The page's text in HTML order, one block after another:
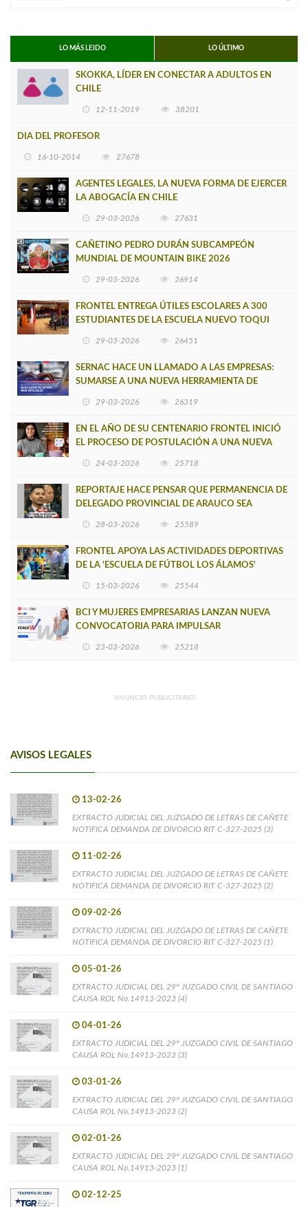
LO MÁS LEIDO LO ÚLTIMO
SKOKKA, LÍDER EN CONECTAR A ADULTOS EN
CHILE
12-11-2019 38201
DIA DEL PROFESOR
16-10-2014 27678
AGENTES LEGALES, LA NUEVA FORMA DE EJERCER
LA ABOGACÍA EN CHILE
29-03-2026 27631
CAÑETINO PEDRO DURÁN SUBCAMPEÓN
MUNDIAL DE MOUNTAIN BIKE 2026
29-03-2026 26914
FRONTEL ENTREGA ÚTILES ESCOLARES A 300
ESTUDIANTES DE LA ESCUELA NUEVO TOQUI
29-03-2026 26451
SERNAC HACE UN LLAMADO A LAS EMPRESAS:
SUMARSE A UNA NUEVA HERRAMIENTA DE
29-03-2026 26319
EN EL AÑO DE SU CENTENARIO FRONTEL INICIÓ
EL PROCESO DE POSTULACIÓN A UNA NUEVA
24-03-2026 25718
REPORTAJE HACE PENSAR QUE PERMANENCIA DE
DELEGADO PROVINCIAL DE ARAUCO SEA
28-03-2026 25589
FRONTEL APOYA LAS ACTIVIDADES DEPORTIVAS
DE LA 'ESCUELA DE FÚTBOL LOS ÁLAMOS'
15-03-2026 25544
BCI Y MUJERES EMPRESARIAS LANZAN NUEVA
CONVOCATORIA PARA IMPULSAR
23-03-2026 25218
ANUNCIO PUBLICITARIO
AVISOS LEGALES
13-02-26
EXTRACTO JUDICIAL DEL JUZGADO DE LETRAS DE CAÑETE
NOTIFICA DEMANDA DE DIVORCIO RIT C-327-2025 (3)
11-02-26
EXTRACTO JUDICIAL DEL JUZGADO DE LETRAS DE CAÑETE
NOTIFICA DEMANDA DE DIVORCIO RIT C-327-2025 (2)
09-02-26
EXTRACTO JUDICIAL DEL JUZGADO DE LETRAS DE CAÑETE
NOTIFICA DEMANDA DE DIVORCIO RIT C-327-2025 (1)
05-01-26
EXTRACTO JUDICIAL DEL 29° JUZGADO CIVIL DE SANTIAGO
CAUSA ROL No.14913-2023 (4)
04-01-26
EXTRACTO JUDICIAL DEL 29° JUZGADO CIVIL DE SANTIAGO
CAUSA ROL No.14913-2023 (3)
03-01-26
EXTRACTO JUDICIAL DEL 29° JUZGADO CIVIL DE SANTIAGO
CAUSA ROL No.14913-2023 (2)
02-01-26
EXTRACTO JUDICIAL DEL 29° JUZGADO CIVIL DE SANTIAGO
CAUSA ROL No.14913-2023 (1)
02-12-25